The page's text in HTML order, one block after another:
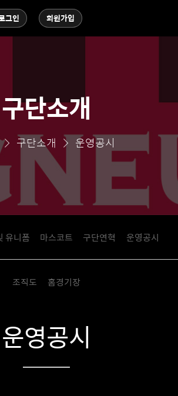
그인 회원가입
구단소개
구단소개 운영공시
유니폼 마스코트 구단연혁 운영공시
조직도 홈경기장
운영공시